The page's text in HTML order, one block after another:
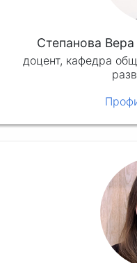
Степанова
доцент, кафедра